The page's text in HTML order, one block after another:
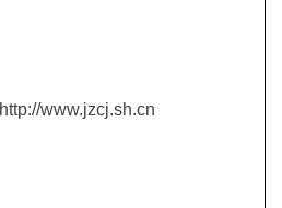
http://www.jzcj.sh.cn